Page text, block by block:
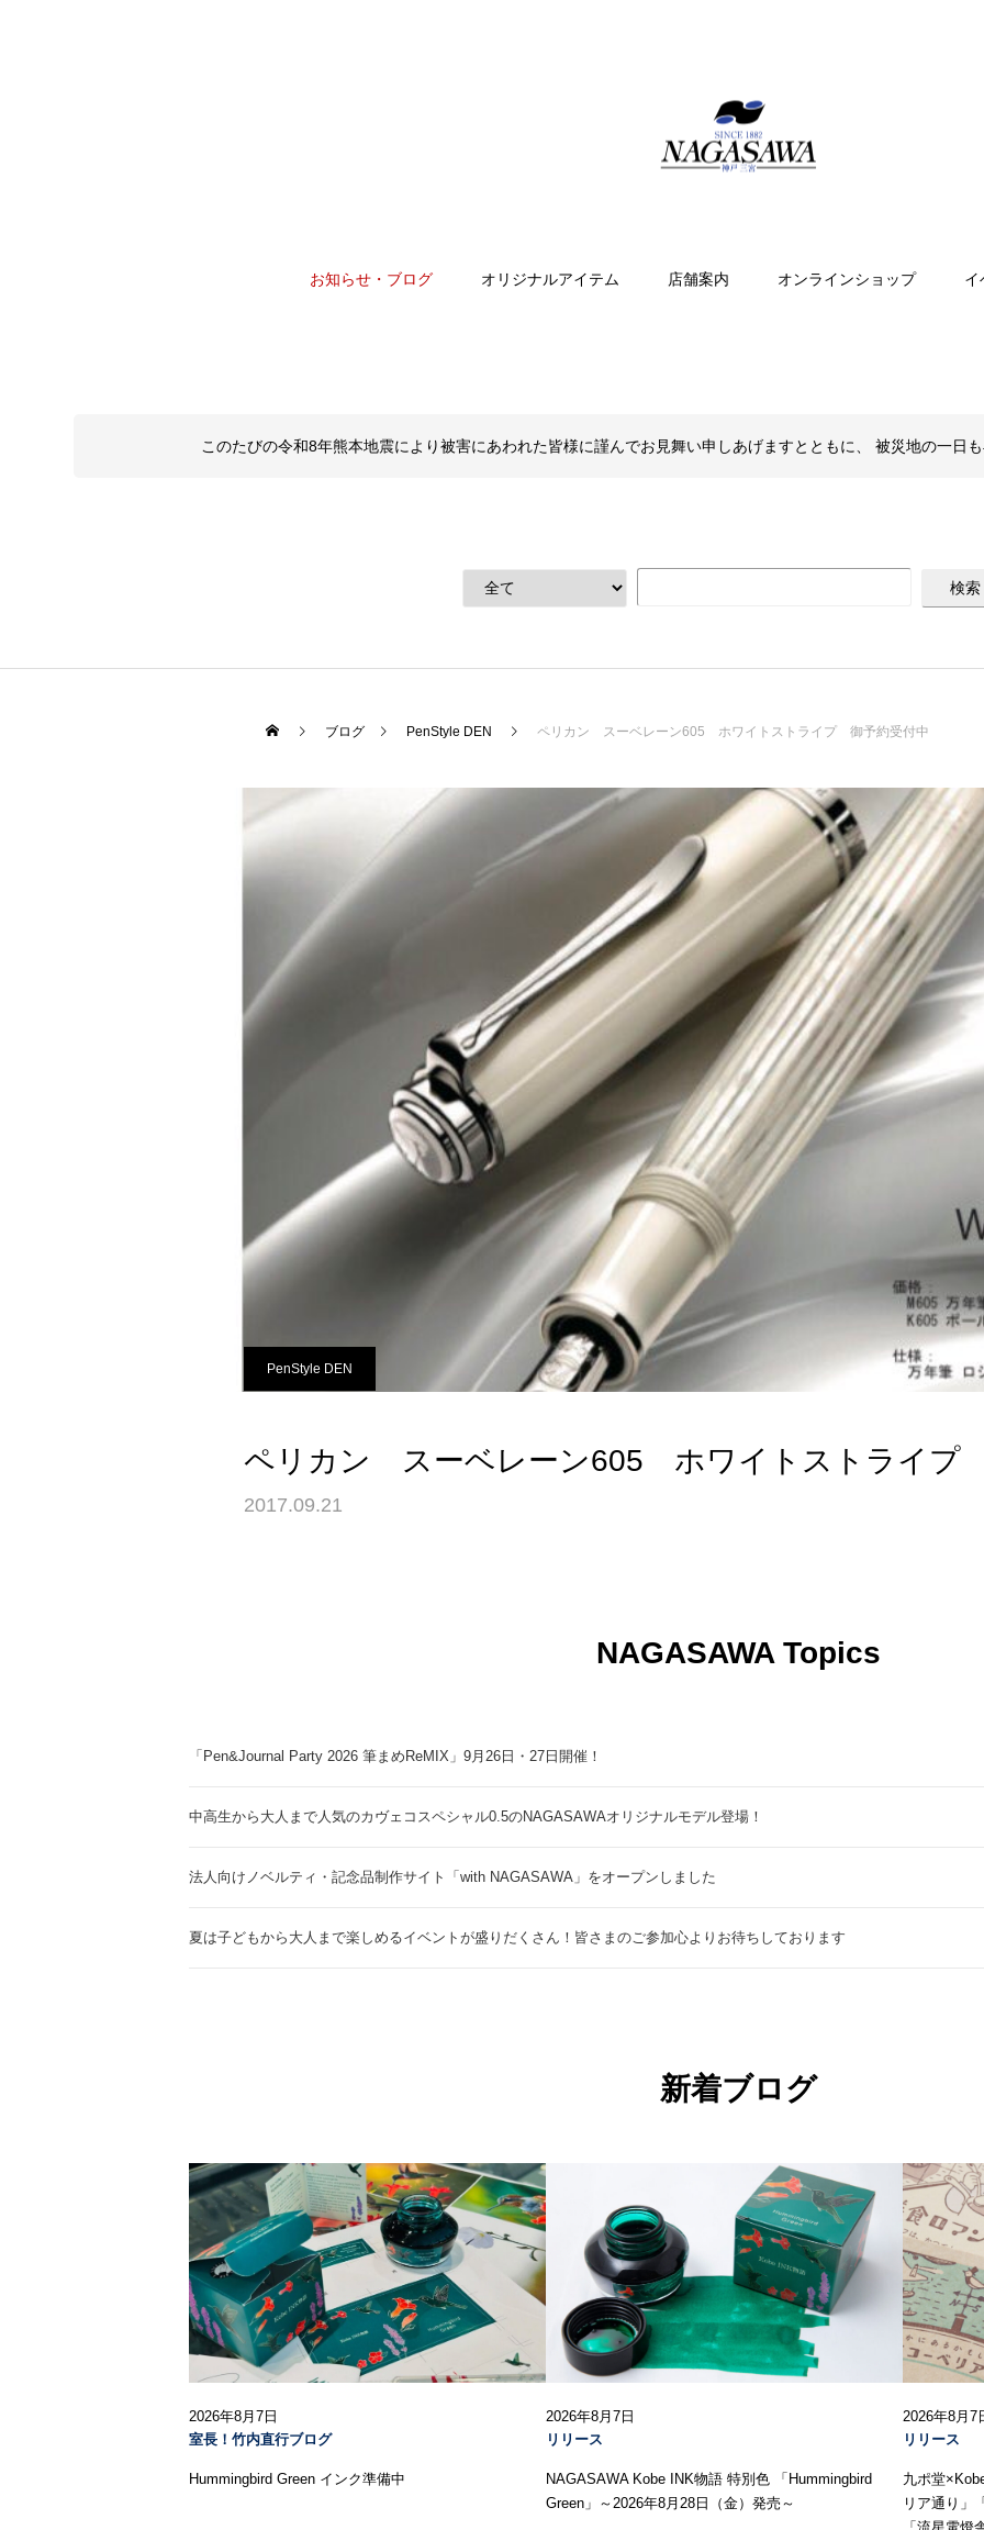
お知らせ・ブログ オリジナルアイテム 店舗案内 オンラインショップ イ
このたびの令和8年熊本地震により被害にあわれた皆様に謹んでお見舞い申しあげますとともに、 被災地の一日
ブログ PenStyle DEN ペリカン スーベレーン605 ホワイトストライプ 御予約受付中
PenStyle DEN
ペリカン スーベレーン605 ホワイトストライプ
2017.09.21
NAGASAWA Topics
「Pen&Journal Party 2026 筆まめReMIX」9月26日・27日開催！
中高生から大人まで人気のカヴェコスペシャル0.5のNAGASAWAオリジナルモデル登場！
法人向けノベルティ・記念品制作サイト「with NAGASAWA」をオープンしました
夏は子どもから大人まで楽しめるイベントが盛りだくさん！皆さまのご参加心よりお待ちしております
新着ブログ
2026年8月7日
室長！竹内直行ブログ
Hummingbird Green インク準備中
2026年8月7日
リリース
NAGASAWA Kobe INK物語 特別色 「Hummingbird
Green」～2026年8月28日（金）発売～
2026年8月7
リリース
九ポ堂
リア通り」